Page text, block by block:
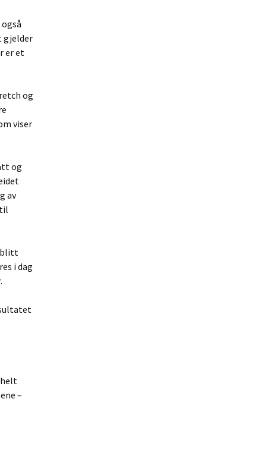
gjelder
er et
og
viser
og
av
blitt
i dag
helt
–